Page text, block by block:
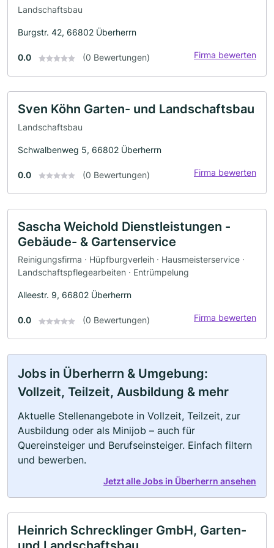
Landschaftsbau
Burgstr. 42, 66802 Überherrn
0.0 (0 Bewertungen) Firma bewerten
Sven Köhn Garten- und Landschaftsbau
Landschaftsbau
Schwalbenweg 5, 66802 Überherrn
0.0 (0 Bewertungen) Firma bewerten
Sascha Weichold Dienstleistungen -
Gebäude- & Gartenservice
Reinigungsfirma · Hüpfburgverleih · Hausmeisterservice ·
Landschaftspflegearbeiten · Entrümpelung
Alleestr. 9, 66802 Überherrn
0.0 (0 Bewertungen) Firma bewerten
Jobs in Überherrn & Umgebung:
Vollzeit, Teilzeit, Ausbildung & mehr
Aktuelle Stellenangebote in Vollzeit, Teilzeit, zur
Ausbildung oder als Minijob – auch für
Quereinsteiger und Berufseinsteiger. Einfach filtern
und bewerben.
Jetzt alle Jobs in Überherrn ansehen
Heinrich Schrecklinger GmbH, Garten-